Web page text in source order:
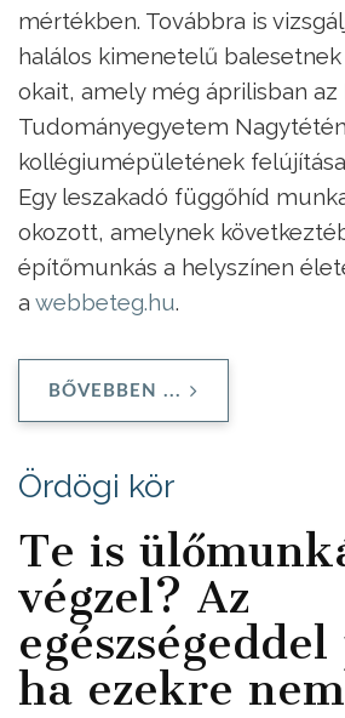
mértékben. Továbbra is
halálos kimenetelű
okait, amely még áprilisban az
Tudományegyetem
kollégiumépületének
Egy leszakadó függőhíd
okozott, amelynek
építőmunkás a helyszínen
a webbeteg.hu.
BŐVEBBEN ...
Ördögi kör
Te is
végzel? Az
ha ezekre